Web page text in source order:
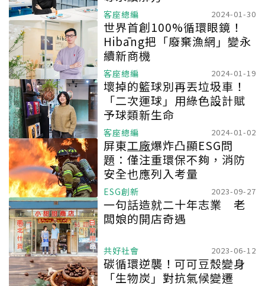
客座總編 2024-01-30
世界首創100%循環眼鏡！
Hibāng把「廢棄漁網」變永
續新商機
客座總編 2024-01-19
壞掉的籃球別再丟垃圾車！
「二次運球」用綠色設計賦
予球類新生命
客座總編 2024-01-02
屏東工廠爆炸凸顯ESG問
題：僅注重環保不夠，消防
安全也應列入考量
ESG創新 2023-09-27
一句話造就二十年志業 老
闆娘的開店奇遇
共好社會 2023-06-12
碳循環逆襲！可可豆殼變身
「生物炭」對抗氣候變遷